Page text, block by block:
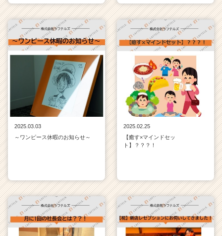
2025.03.03
～ワンピース休暇のお知らせ～
2025.02.25
【癒す×マインドセッ
ト】？？？！